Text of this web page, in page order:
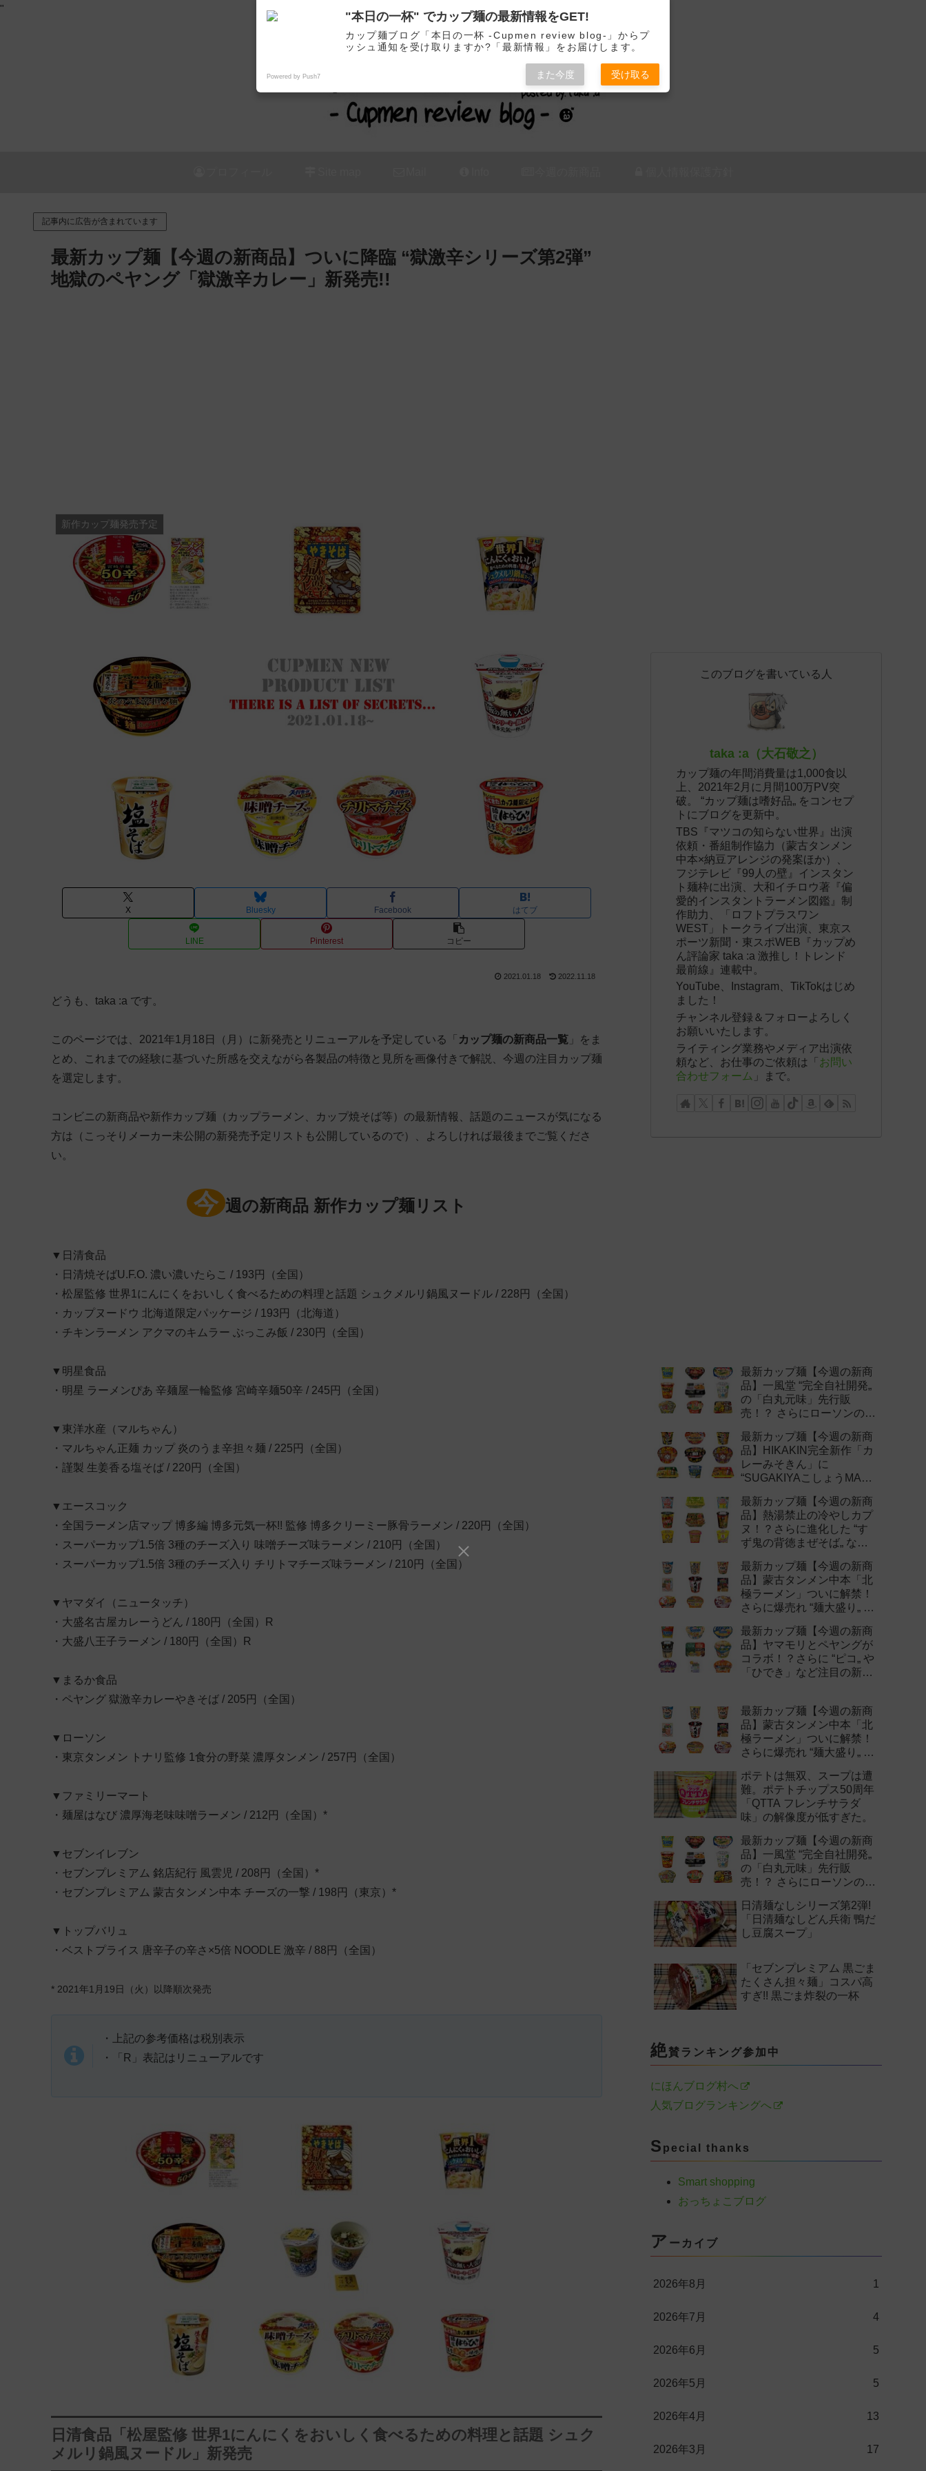
"
カップ麺の新商品をレビュー / アレンジするブログ
記事内に広告が含まれています
最新カップ麺【今週の新商品】ついに降臨 “獄激辛シリーズ第2弾”
地獄のペヤング「獄激辛カレー」新発売!!
新作カップ麺発売予定
X Bluesky Facebook はてブ
LINE Pinterest コピー
2021.01.18 2022.11.18
どうも、taka :a です。
このページでは、2021年1月18日（月）に新発売とリニューアルを予定している「 カップ麺の新商品一覧 」をま
とめ、これまでの経験に基づいた所感を交えながら各製品の特徴と見所を画像付きで解説、今週の注目カップ麺
を選定します。
コンビニの新商品や新作カップ麺（カップラーメン、カップ焼そば等）の最新情報、話題のニュースが気になる
方は（こっそりメーカー未公開の新発売予定リストも公開しているので）、よろしければ最後までご覧くださ
い。
今 週の新商品 新作カップ麺リスト
▼日清食品
・日清焼そばU.F.O. 濃い濃いたらこ / 193円（全国）
・松屋監修 世界1にんにくをおいしく食べるための料理と話題 シュクメルリ鍋風ヌードル / 228円（全国）
・カップヌードウ 北海道限定パッケージ / 193円（北海道）
・チキンラーメン アクマのキムラー ぶっこみ飯 / 230円（全国）
▼明星食品
・明星 ラーメンぴあ 辛麺屋一輪監修 宮崎辛麺50辛 / 245円（全国）
▼東洋水産（マルちゃん）
・マルちゃん正麺 カップ 炎のうま辛担々麺 / 225円（全国）
・謹製 生姜香る塩そば / 220円（全国）
▼エースコック
・全国ラーメン店マップ 博多編 博多元気一杯!! 監修 博多クリーミー豚骨ラーメン / 220円（全国）
・スーパーカップ1.5倍 3種のチーズ入り 味噌チーズ味ラーメン / 210円（全国）
・スーパーカップ1.5倍 3種のチーズ入り チリトマチーズ味ラーメン / 210円（全国）
▼ヤマダイ（ニュータッチ）
・大盛名古屋カレーうどん / 180円（全国）R
・大盛八王子ラーメン / 180円（全国）R
▼まるか食品
・ペヤング 獄激辛カレーやきそば / 205円（全国）
▼ローソン
・東京タンメン トナリ監修 1食分の野菜 濃厚タンメン / 257円（全国）
▼ファミリーマート
・麺屋はなび 濃厚海老味味噌ラーメン / 212円（全国）*
▼セブンイレブン
・セブンプレミアム 銘店紀行 風雲児 / 208円（全国）*
・セブンプレミアム 蒙古タンメン中本 チーズの一撃 / 198円（東京）*
▼トップバリュ
・ベストプライス 唐辛子の辛さ×5倍 NOODLE 激辛 / 88円（全国）
* 2021年1月19日（火）以降順次発売
・上記の参考価格は税別表示
・「R」表記はリニューアルです
日清食品「松屋監修 世界1にんにくをおいしく食べるための料理と話題 シュク
メルリ鍋風ヌードル」新発売
このブログを書いている人
taka :a（大石敬之）
カップ麺の年間消費量は1,000食以
上、2021年2月に月間100万PV突
破。 “カップ麺は嗜好品„ をコンセプ
トにブログを更新中。
TBS『マツコの知らない世界』出演
依頼・番組制作協力（蒙古タンメン
中本×納豆アレンジの発案ほか）、
フジテレビ『99人の壁』インスタン
ト麺枠に出演、大和イチロウ著『偏
愛的インスタントラーメン図鑑』制
作助力、「ロフトプラスワン
WEST」トークライブ出演、東京ス
ポーツ新聞・東スポWEB『カップめ
ん評論家 taka :a 激推し！トレンド
最前線』連載中。
YouTube、Instagram、TikTokはじめ
ました！
チャンネル登録＆フォローよろしく
お願いいたします。
ライティング業務やメディア出演依
頼など、お仕事のご依頼は「 お問い
合わせフォーム 」まで。
最新カップ麺【今週の新商
品】一風堂 “完全自社開発„
の「白丸元味」先行販
売！？ さらにローソンの激
新作まとめ！
最新カップ麺【今週の新商
品】HIKAKIN完全新作「カ
レーみそきん」に
“SUGAKIYAこしょうMAX„
最新カップ麺【今週の新商
品】熱湯禁止の冷やしカプ
ヌ！？さらに進化した “す
ず鬼の背徳まぜそば„ など
最新カップ麺【今週の新商
品】蒙古タンメン中本「北
極ラーメン」ついに解禁！
さらに爆売れ “麺大盛り„ シ
作まとめ！
最新カップ麺【今週の新商
品】ヤマモリとペヤングが
コラボ！？さらに “ピコ„ や
「ひでき」など注目の新作
最新カップ麺【今週の新商
品】蒙古タンメン中本「北
極ラーメン」ついに解禁！
さらに爆売れ “麺大盛り„ シ
作まとめ！
ポテトは無双、スープは遭
難。ポテトチップス50周年
「QTTA フレンチサラダ
味」の解像度が低すぎた。
最新カップ麺【今週の新商
品】一風堂 “完全自社開発„
の「白丸元味」先行販
売！？ さらにローソンの激
新作まとめ！
日清麺なしシリーズ第2弾!
「日清麺なしどん兵衛 鴨だ
し豆腐スープ」
「セブンプレミアム 黒ごま
たくさん担々麺」コスパ高
すぎ!! 黒ごま炸裂の一杯
絶賛ランキング参加中
にほんブログ村へ
人気ブログランキングへ
S pecial thanks
Smart shopping
おっちょこブログ
ア ーカイブ
2026年8月 1
2026年7月 4
2026年6月 5
2026年5月 5
2026年4月 13
2026年3月 17
"本日の一杯" でカップ麺の最新情報をGET!
カップ麺ブログ「本日の一杯 -Cupmen review blog-」からプ
ッシュ通知を受け取りますか?「最新情報」をお届けします。
Powered by Push7 また今度 受け取る